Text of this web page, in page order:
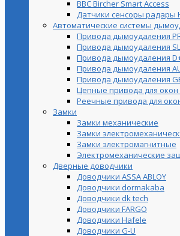
BBC Bircher Smart Access
Датчики сенсоры радары
Автоматические системы
Привода дымоудаления
Привода дымоудаления
Привода дымоудаления
Привода дымоудаления
Привода дымоудаления
Цепные привода для окон
Реечные привода для
Замки
Замки механические
Замки
Замки электромагнитные
Электромеханические
Дверные доводчики
Доводчики ASSA ABLOY
Доводчики dormakaba
Доводчики dk tech
Доводчики FARGO
Доводчики Hafele
Доводчики G-U